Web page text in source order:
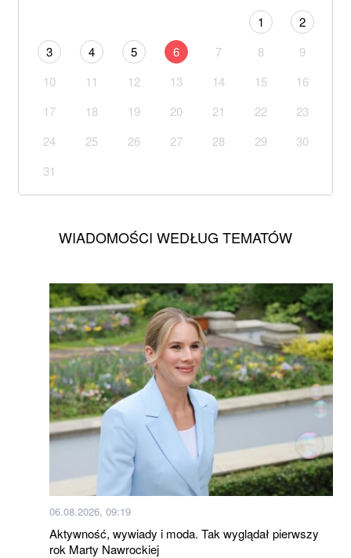
1
2
3
4 5 6 7 8
9
10
11 12 13 14 15
16
17
18 19 20 21 22
23
24
25 26 27 28 29
30
31
WIADOMOŚCI WEDŁUG TEMATÓW
06.08.2026, 09:19
Aktywność, wywiady i moda. Tak wyglądał pierwszy
rok Marty Nawrockiej